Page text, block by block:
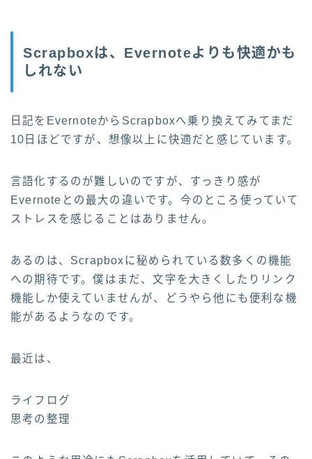
Scrapboxは、Evernoteよりも快適かも
しれない
日記をEvernoteからScrapboxへ乗り換えてみてまだ
10日ほどですが、想像以上に快適だと感じています。
言語化するのが難しいのですが、すっきり感が
Evernoteとの最大の違いです。今のところ使っていて
ストレスを感じることはありません。
あるのは、Scrapboxに秘められている数多くの機能
への期待です。僕はまだ、文字を大きくしたりリンク
機能しか使えていませんが、どうやら他にも便利な機
能があるようなのです。
最近は、
ライフログ
思考の整理